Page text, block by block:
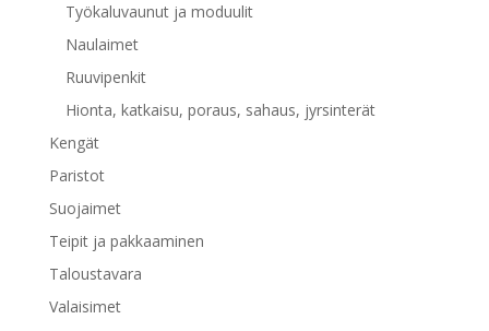
Työkaluvaunut ja moduulit
Naulaimet
Ruuvipenkit
Hionta, katkaisu, poraus, sahaus, jyrsinterät
Kengät
Paristot
Suojaimet
Teipit ja pakkaaminen
Taloustavara
Valaisimet